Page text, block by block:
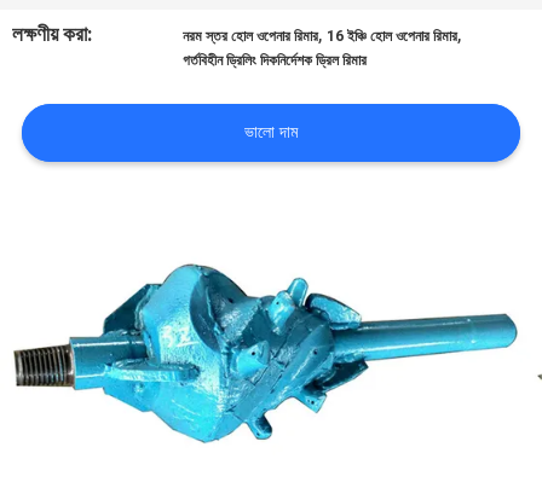
সাথে
করুন
ক্ষেত্রেই
লক্ষণীয় করা:
নরম স্তর হোল ওপেনার রিমার, 16 ইঞ্চি হোল ওপেনার রিমার,
গর্তবিহীন ড্রিলিং দিকনির্দেশক ড্রিল রিমার
ভালো দাম